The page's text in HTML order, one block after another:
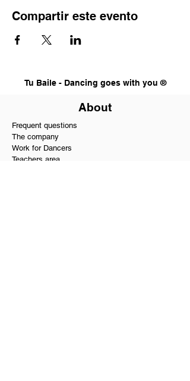
Compartir este evento
Tu Baile - Dancing goes with you ®
About
Frequent questions
The company
Work for Dancers
Teachers area